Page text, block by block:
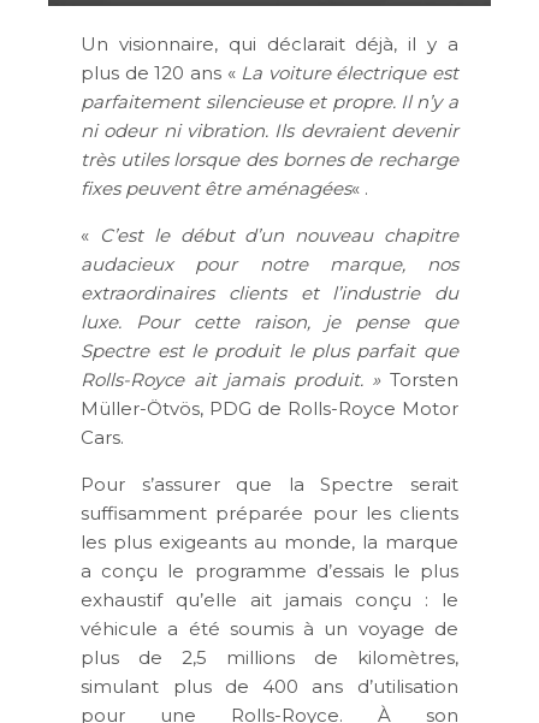
Un visionnaire, qui déclarait déjà, il y a
plus de 120 ans « La voiture électrique est
parfaitement silencieuse et propre. Il n’y a
ni odeur ni vibration. Ils devraient devenir
très utiles lorsque des bornes de recharge
fixes peuvent être aménagées« .
« C’est le début d’un nouveau chapitre
audacieux pour notre marque, nos
extraordinaires clientset l’industrie du
luxe. Pour cette raison, je pense que
Spectre est le produit le plus parfait que
Rolls-Royce ait jamais produit. » Torsten
Müller-Ötvös, PDG de Rolls-Royce Motor
Cars.
Pour s’assurer que la Spectre serait
suffisamment préparée pour les clients
les plus exigeants au monde, la marque
a conçu le programme d’essais le plus
exhaustif qu’elle ait jamais conçu : le
véhicule a été soumis à un voyage de
plus de 2,5 millions de kilomètres,
simulant plus de 400 ans d’utilisation
pour une Rolls-Royce. À son